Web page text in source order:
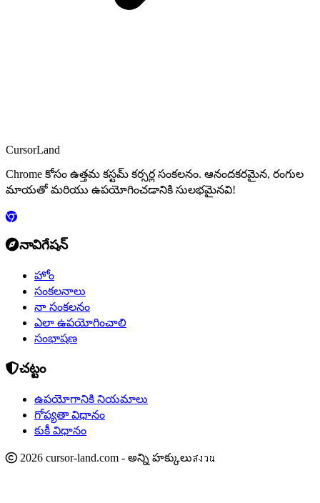
CursorLand
Chrome కోసం ఉత్తమ కస్టమ్ కర్సర్ల సంకలనం. ఆనందకరమైన, రంగుల
మాయతో మరియు ఉపయోగించడానికి సులభమైనవి!
నావిగేషన్
హోం
సంకలనాలు
నా సంకలనం
ఎలా ఉపయోగించాలి
సంభాషణ
చట్టం
ఉపయోగానికి నియమాలు
గోప్యతా విధానం
కుకీ విధానం
2026 cursor-land.com - అన్ని హక్కులుสงวน